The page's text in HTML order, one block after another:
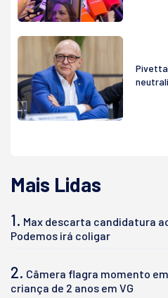
Mais Lidas
1. Max descarta candidatura
Podemos irá coligar
2. Câmera flagra momento
criança de 2 anos em VG